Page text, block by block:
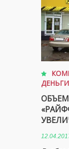
ДЕНЬГИ